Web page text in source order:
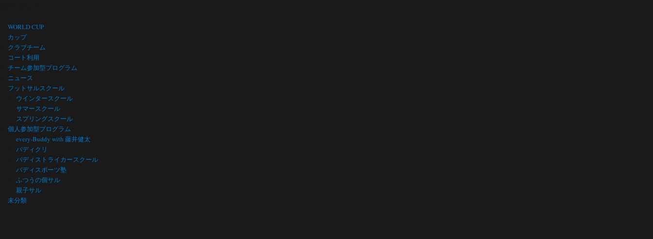
WORLD CUP
カップ
クラブチーム
コート利用
チーム参加型プログラム
ニュース
フットサルスクール
ウインタースクール
サマースクール
スプリングスクール
個人参加型プログラム
every-Buddy with 藤井健太
バディクリ
バディストライカースクール
バディスポーツ塾
ふつうの個サル
親子サル
未分類